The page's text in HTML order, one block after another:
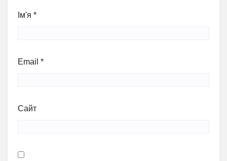
Ім'я *
Email *
Сайт